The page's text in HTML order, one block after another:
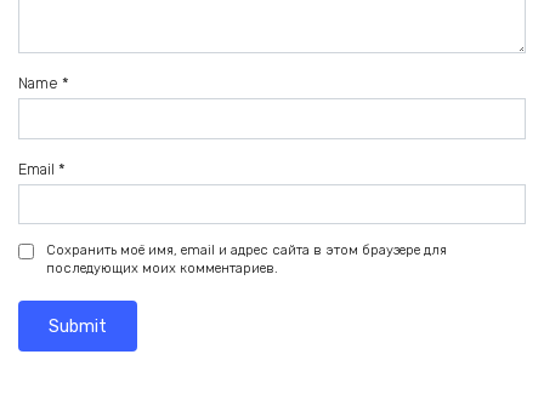
Name *
Email *
Сохранить моё имя, email и адрес сайта в этом браузере для
последующих моих комментариев.